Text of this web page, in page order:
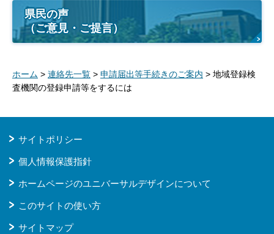
県民の声
（ご意見・ご提言）
ホーム > 連絡先一覧 > 申請届出等手続きのご案内 > 地域登録検
査機関の登録申請等をするには
サイトポリシー
個人情報保護指針
ホームページのユニバーサルデザインについて
このサイトの使い方
サイトマップ